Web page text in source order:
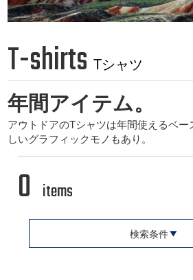
T-shirts Tシャツ
年間アイテム。
アウトドアのTシャツは年間使えるベ
しいグラフィックモノもあり。
0 items
検索条件